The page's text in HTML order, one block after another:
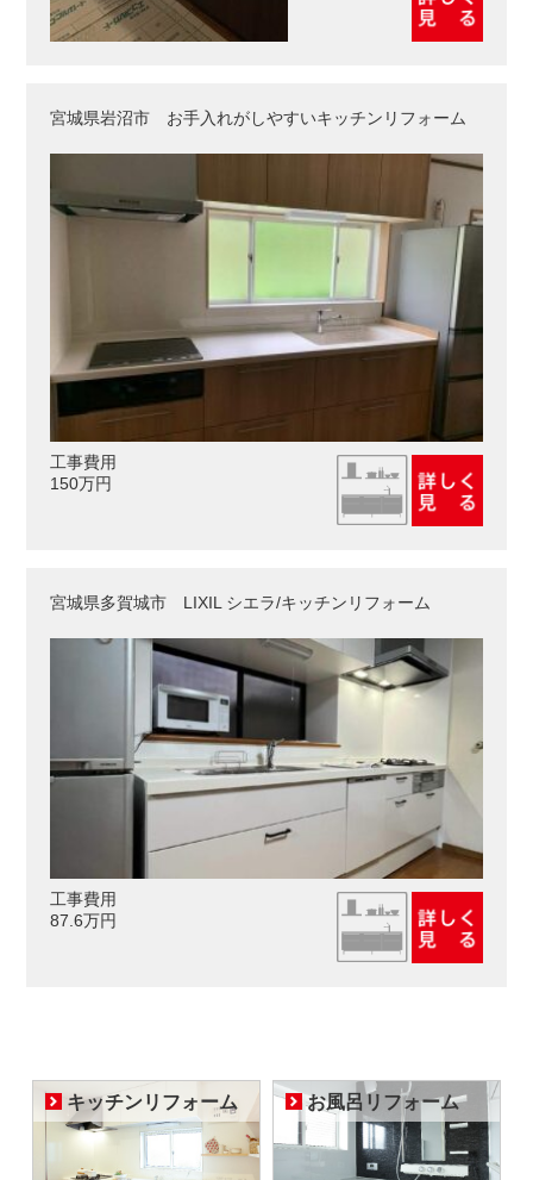
宮城県岩沼市 お手入れがしやすいキッチンリフォーム
工事費用
150万円
宮城県多賀城市 LIXIL シエラ/キッチンリフォーム
工事費用
87.6万円
キッチンリフォーム お風呂リフォーム